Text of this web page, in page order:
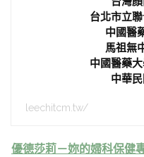
台北市立
中國醫
馬祖無
中國醫藥
中華
leechitcm.tw/
優德莎莉－妳的婦科保健